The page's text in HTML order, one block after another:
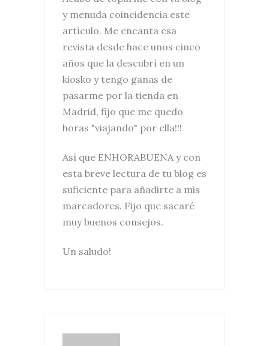
y menuda coincidencia este
artículo. Me encanta esa
revista desde hace unos cinco
años que la descubrí en un
kiosko y tengo ganas de
pasarme por la tienda en
Madrid, fijo que me quedo
horas "viajando" por ella!!!
Así que ENHORABUENA y con
esta breve lectura de tu blog es
suficiente para añadirte a mis
marcadores. Fijo que sacaré
muy buenos consejos.
Un saludo!